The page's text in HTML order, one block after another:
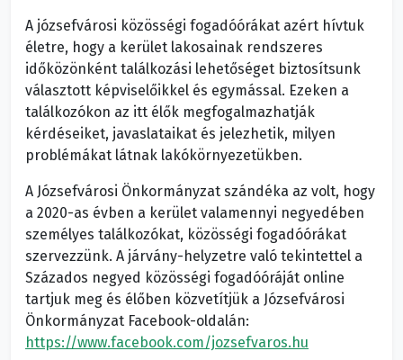
A józsefvárosi közösségi fogadóórákat azért hívtuk
életre, hogy a kerület lakosainak rendszeres
időközönként találkozási lehetőséget biztosítsunk
választott képviselőikkel és egymással. Ezeken a
találkozókon az itt élők megfogalmazhatják
kérdéseiket, javaslataikat és jelezhetik, milyen
problémákat látnak lakókörnyezetükben.
A Józsefvárosi Önkormányzat szándéka az volt, hogy
a 2020-as évben a kerület valamennyi negyedében
személyes találkozókat, közösségi fogadóórákat
szervezzünk. A járvány-helyzetre való tekintettel a
Százados negyed közösségi fogadóóráját online
tartjuk meg és élőben közvetítjük a Józsefvárosi
Önkormányzat Facebook-oldalán:
https://www.facebook.com/jozsefvaros.hu